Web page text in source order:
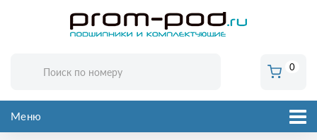
0
Меню